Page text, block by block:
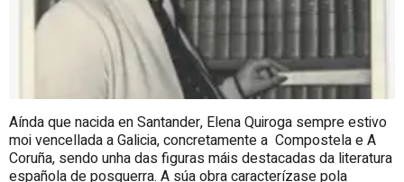
Aínda que nacida en Santander, Elena Quiroga sempre estivo
moi vencellada a Galicia, concretamente a Compostela e A
Coruña, sendo unha das figuras máis destacadas da literatura
española de posguerra. A súa obra caracterízase pola